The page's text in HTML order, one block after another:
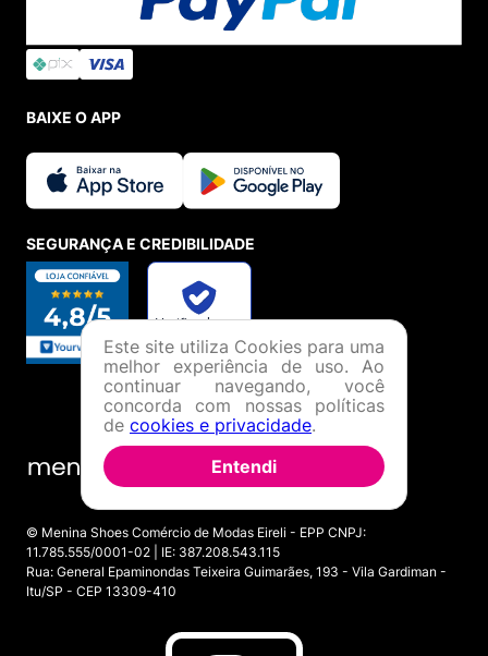
BAIXE O APP
SEGURANÇA E CREDIBILIDADE
© Menina Shoes Comércio de Modas Eireli - EPP CNPJ:
11.785.555/0001-02 | IE: 387.208.543.115
Rua: General Epaminondas Teixeira Guimarães, 193 - Vila Gardiman -
Itu/SP - CEP 13309-410
Este site utiliza Cookies para uma
melhor experiência de uso. Ao
continuar navegando, você
concorda com nossas políticas
de cookies e privacidade.
Entendi